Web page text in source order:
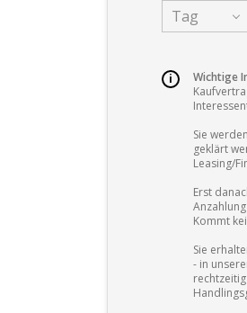
Tag
Wichtige
Sie
geklärt
Leasing/
Erst
Kommt
Sie
- in